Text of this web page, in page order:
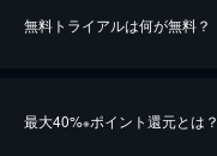
無料トライアルは何が無料？
最大40%※ポイント還元とは？